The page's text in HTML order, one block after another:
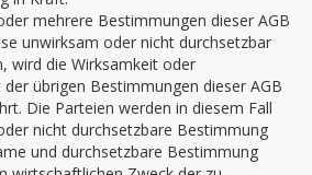
mehrere Bestimmungen dieser AGB
unwirksam oder nicht durchsetzbar
wird die Wirksamkeit oder
übrigen Bestimmungen dieser AGB
Die Parteien werden in diesem Fall
nicht durchsetzbare Bestimmung
und durchsetzbare Bestimmung